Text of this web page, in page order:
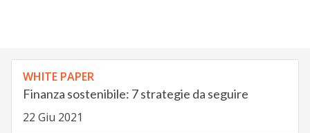
WHITE PAPER
Finanza sostenibile: 7 strategie da seguire
22 Giu 2021